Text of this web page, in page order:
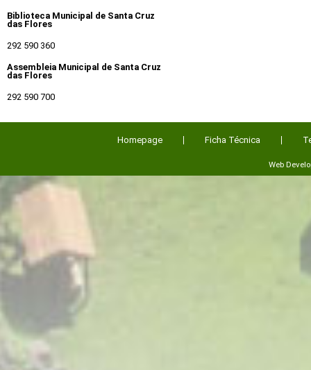
Biblioteca Municipal de Santa Cruz
das Flores
292 590 360
Assembleia Municipal de Santa Cruz
das Flores
292 590 700
Homepage Ficha Técnica
Web